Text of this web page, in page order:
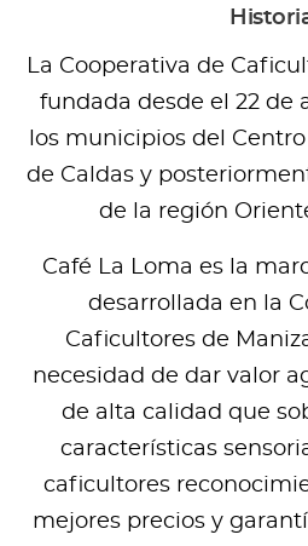
La Cooperativa de
fundada desde el 22 de
los municipios del
de Caldas y
de la región
Café La Loma es la
desarrollada en la
Caficultores de
necesidad de dar valor
de alta calidad que
características
caficultores
mejores precios y